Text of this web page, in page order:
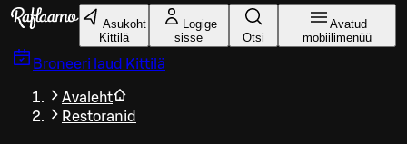
Liigu peamise sisu juurde
Asukoht
Kittilä
Logige
sisse
Otsi
Avatud
mobiilimenüü
Broneeri laud Kittilä
Avaleht
Restoranid